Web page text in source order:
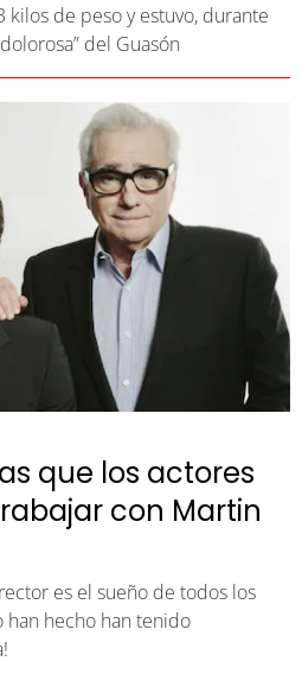
kilos de peso y estuvo, durante
del Guasón
que los actores
con Martin
es el sueño de todos los
han hecho han tenido